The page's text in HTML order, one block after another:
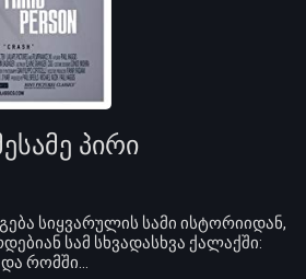
პირი
სიყვარულის სამი ისტორიიდან,
სამ სხვადასხვა ქალაქში:
და რომში…